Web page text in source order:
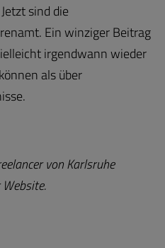
sind die
Ein winziger Beitrag
irgendwann wieder
als über
von Karlsruhe